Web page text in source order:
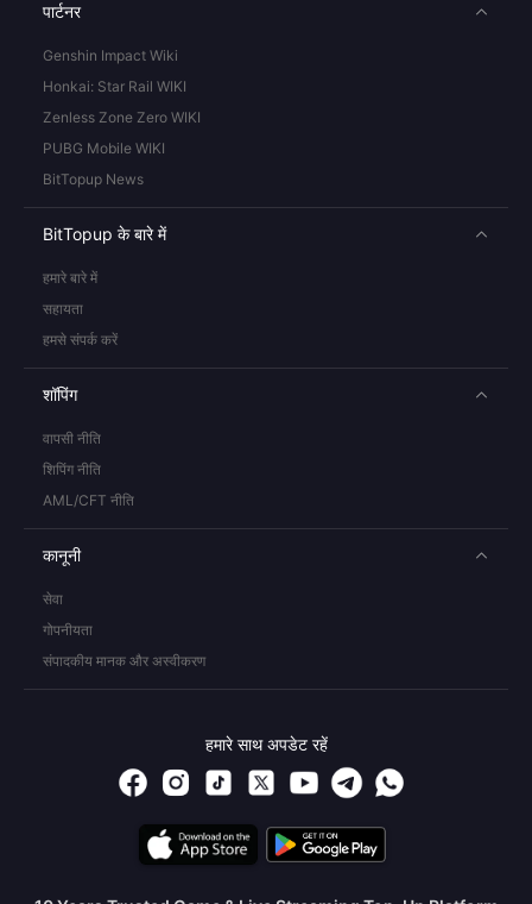
पार्टनर
Genshin Impact Wiki
Honkai: Star Rail WIKI
Zenless Zone Zero WIKI
PUBG Mobile WIKI
BitTopup News
BitTopup के बारे में
हमारे बारे में
सहायता
हमसे संपर्क करें
शॉपिंग
वापसी नीति
शिपिंग नीति
AML/CFT नीति
कानूनी
सेवा
गोपनीयता
संपादकीय मानक और अस्वीकरण
हमारे साथ अपडेट रहें